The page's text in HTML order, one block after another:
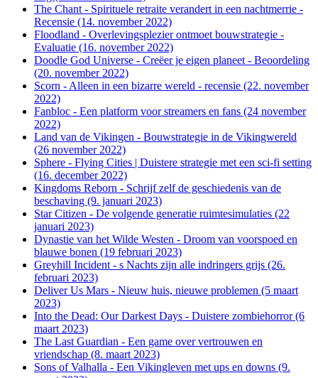
The Chant - Spirituele retraite verandert in een nachtmerrie -
Recensie (14. november 2022)
Floodland - Overlevingsplezier ontmoet bouwstrategie -
Evaluatie (16. november 2022)
Doodle God Universe - Creëer je eigen planeet - Beoordeling
(20. november 2022)
Scorn - Alleen in een bizarre wereld - recensie (22. november
2022)
Fanbloc - Een platform voor streamers en fans (24 november
2022)
Land van de Vikingen - Bouwstrategie in de Vikingwereld
(26 november 2022)
Sphere - Flying Cities | Duistere strategie met een sci-fi setting
(16. december 2022)
Kingdoms Reborn - Schrijf zelf de geschiedenis van de
beschaving (9. januari 2023)
Star Citizen - De volgende generatie ruimtesimulaties (22
januari 2023)
Dynastie van het Wilde Westen - Droom van voorspoed en
blauwe bonen (19 februari 2023)
Greyhill Incident - s Nachts zijn alle indringers grijs (26.
februari 2023)
Deliver Us Mars - Nieuw huis, nieuwe problemen (5 maart
2023)
Into the Dead: Our Darkest Days - Duistere zombiehorror (6
maart 2023)
The Last Guardian - Een game over vertrouwen en
vriendschap (8. maart 2023)
Sons of Valhalla - Een Vikingleven met ups en downs (9.